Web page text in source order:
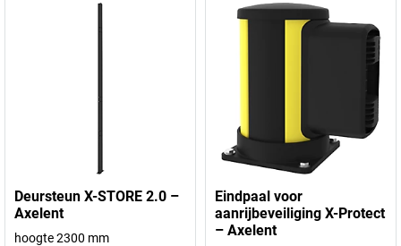
Deursteun X-STORE 2.0 –
Axelent
hoogte 2300 mm
Eindpaal voor
aanrijbeveiliging X-Protect
– Axelent